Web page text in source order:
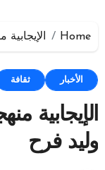
Home
الأخبار ثقافة
الإيجابية
وليد فرح